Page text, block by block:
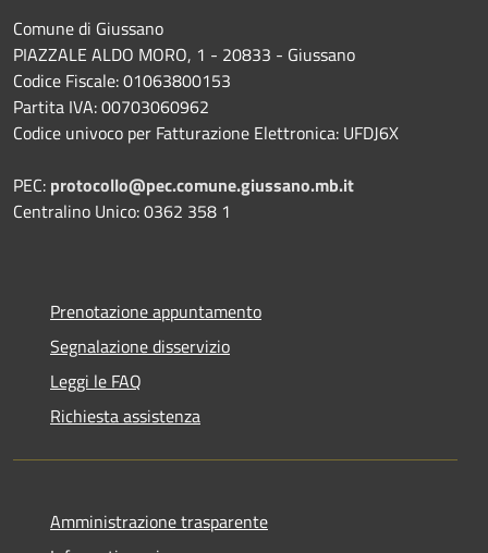
Comune di Giussano
PIAZZALE ALDO MORO, 1 - 20833 - Giussano
Codice Fiscale: 01063800153
Partita IVA: 00703060962
Codice univoco per Fatturazione Elettronica: UFDJ6X
PEC: protocollo@pec.comune.giussano.mb.it
Centralino Unico: 0362 358 1
Prenotazione appuntamento
Segnalazione disservizio
Leggi le FAQ
Richiesta assistenza
Amministrazione trasparente